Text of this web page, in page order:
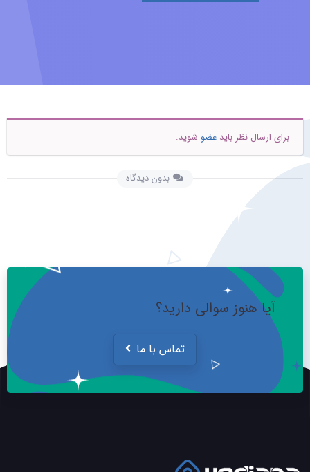
برای ارسال نظر باید عضو شوید.
بدون دیدگاه
آیا هنوز سوالی دارید؟
تماس با ما